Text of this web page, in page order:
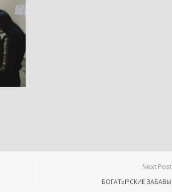
Next Post
БОГАТЫРСКИЕ ЗАБАВЫ